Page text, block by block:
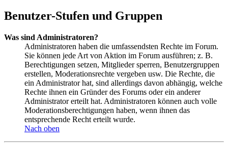
Benutzer-Stufen und Gruppen
Was sind Administratoren?
Administratoren haben die umfassendsten Rechte im Forum.
Sie können jede Art von Aktion im Forum ausführen; z. B.
Berechtigungen setzen, Mitglieder sperren, Benutzergruppen
erstellen, Moderationsrechte vergeben usw. Die Rechte, die
ein Administrator hat, sind allerdings davon abhängig, welche
Rechte ihnen ein Gründer des Forums oder ein anderer
Administrator erteilt hat. Administratoren können auch volle
Moderationsberechtigungen haben, wenn ihnen das
entsprechende Recht erteilt wurde.
Nach oben